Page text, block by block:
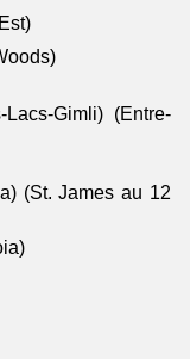
Gimli) (Entre-
(St. James au 12